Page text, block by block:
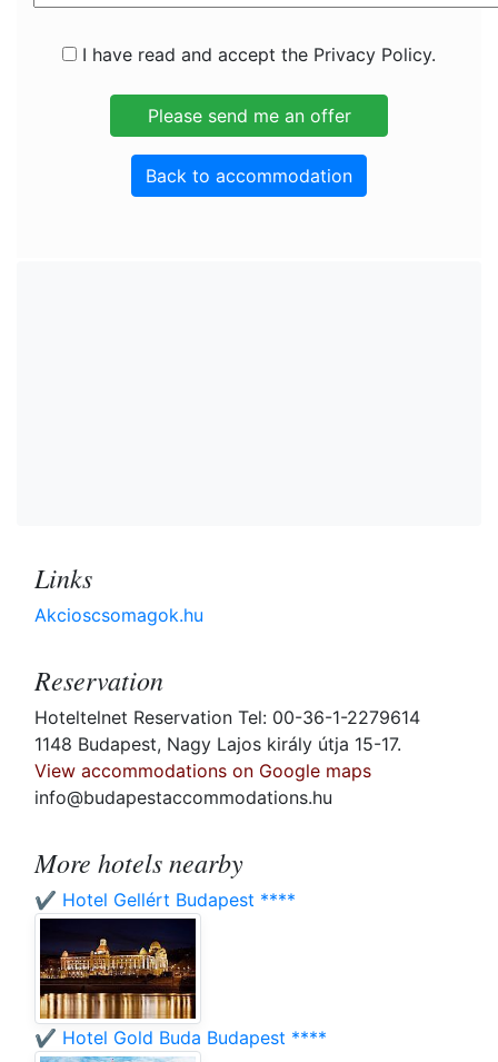
I have read and accept the Privacy Policy.
Back to accommodation
Links
Akcioscsomagok.hu
Reservation
Hoteltelnet Reservation Tel: 00-36-1-2279614
1148 Budapest, Nagy Lajos király útja 15-17.
View accommodations on Google maps
info@budapestaccommodations.hu
More hotels nearby
✔️ Hotel Gellért Budapest ****
✔️ Hotel Gold Buda Budapest ****